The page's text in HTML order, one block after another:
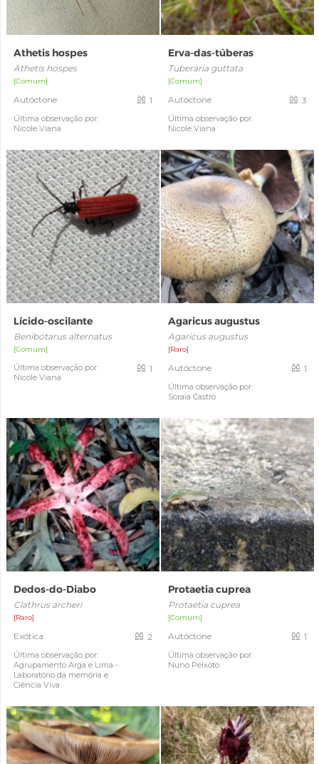
Athetis hospes
Athetis hospes
[Comum]
Autóctone
Última observação por:
Nicole Viana
1
Erva-das-túberas
Tuberaria guttata
[Comum]
Autóctone
Última observação por:
Nicole Viana
3
Lícido-oscilante
Benibotarus alternatus
[Comum]
Última observação por:
Nicole Viana
1
Agaricus augustus
Agaricus augustus
[Raro]
Autóctone
Última observação por:
Soraia Castro
1
Dedos-do-Diabo
Clathrus archeri
[Raro]
Exótica
Última observação por:
Agrupamento Arga e Lima -
Laboratório da memória e
Ciência Viva
2
Protaetia cuprea
Protaetia cuprea
[Comum]
Autóctone
Última observação por:
Nuno Peixoto
1